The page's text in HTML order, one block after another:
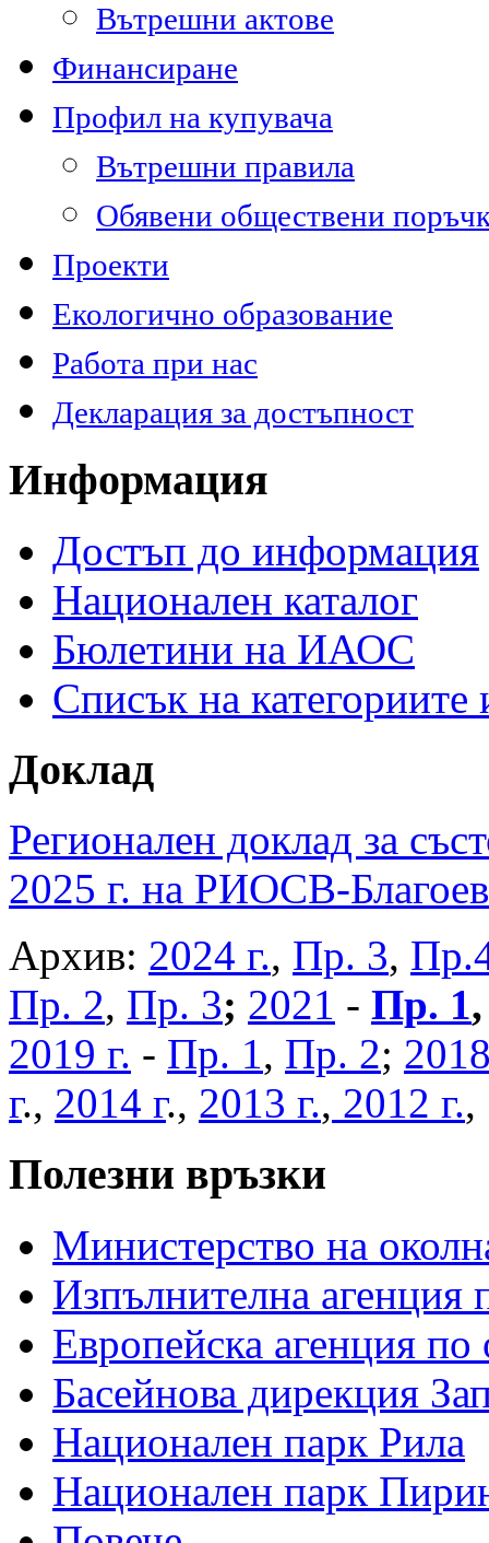
Вътрешни актове
Финансиране
Профил на купувача
Вътрешни правила
Обявени обществени
Проекти
Екологично образование
Работа при нас
Декларация за достъпност
Информация
Достъп до информация
Национален каталог
Бюлетини на ИАОС
Списък на
Доклад
Регионален доклад за
2025 г. на РИОСВ-
Архив: 2024 г., Пр. 3,
Пр. 2, Пр. 3; 2021 - Пр. 1
2019 г. - Пр. 1, Пр. 2;
г., 2014 г., 2013 г., 2012 г.
Полезни връзки
Министерство на
Изпълнителна агенция
Европейска агенция по
Басейнова дирекция
Национален парк Рила
Национален парк